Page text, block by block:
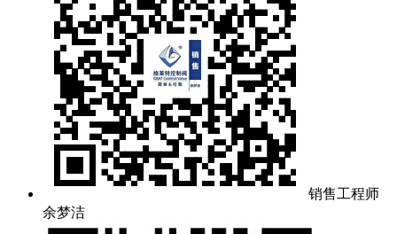
销售工程师
余梦洁